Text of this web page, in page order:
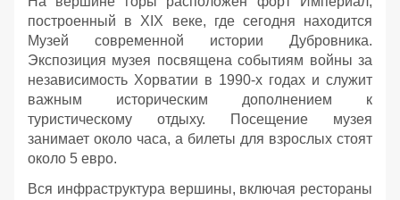
построенный в XIX веке, где сегодня находится
Музей современной истории Дубровника.
Экспозиция музея посвящена событиям войны за
независимость Хорватии в 1990-х годах и служит
важным историческим дополнением к
туристическому отдыху. Посещение музея
занимает около часа, а билеты для взрослых стоят
около 5 евро.
Вся инфраструктура вершины, включая рестораны